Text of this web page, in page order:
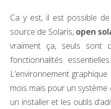
Ca y est, il est possible
source de Solaris, open
vraiment ça, seuls sont
fonctionnalités
L’environnement
mois mais pour un
un installer et les outils